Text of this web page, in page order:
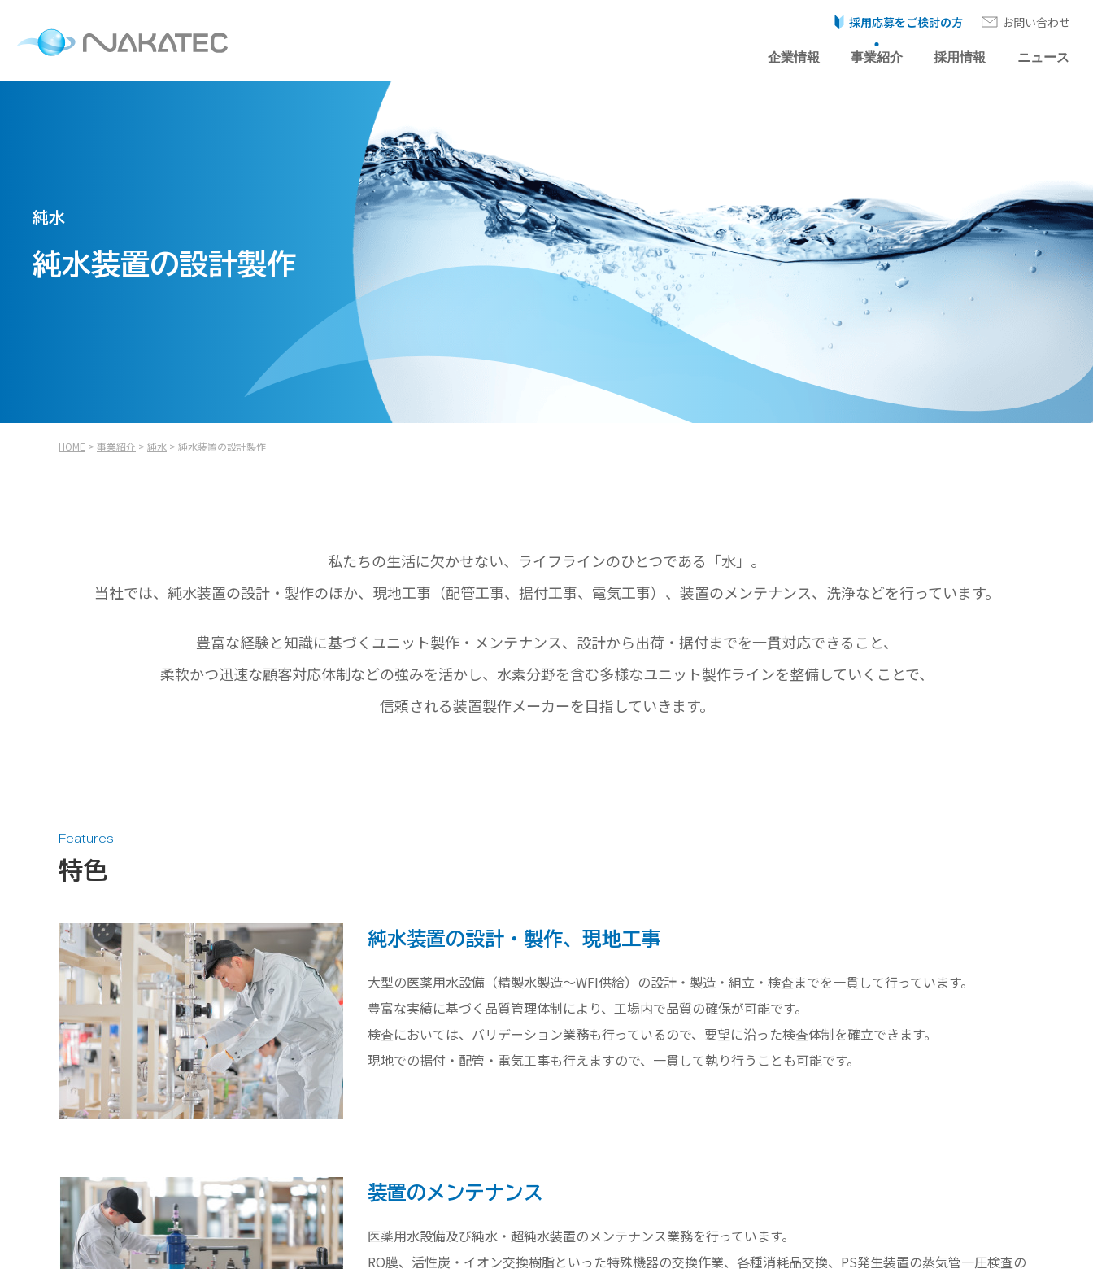
企業情報 事業紹介 採用情報 ニュース
採用応募をご検討の方 お問い合わせ
純水
純水装置の設計製作
HOME > 事業紹介 > 純水 > 純水装置の設計製作
私たちの生活に欠かせない、ライフラインのひとつである「水」。
当社では、純水装置の設計・製作のほか、現地工事（配管工事、据付工事、電気工事）、 装置のメンテナンス、洗浄などを行っています。
豊富な経験と知識に基づくユニット製作・メンテナンス、設計から出荷・据付までを一貫対応できること、
柔軟かつ迅速な顧客対応体制などの強みを活かし、 水素分野を含む多様なユニット製作ラインを整備していくことで、
信頼される装置製作メーカーを目指していきます。
Features
特色
純水装置の設計・製作、現地工事
大型の医薬用水設備（精製水製造～WFI供給）の設計・製造・組立・検査までを一貫して行っています。
豊富な実績に基づく品質管理体制により、工場内で品質の確保が可能です。
検査においては、バリデーション業務も行っているので、要望に沿った検査体制を確立できます。
現地での据付・配管・電気工事も行えますので、一貫して執り行うことも可能です。
装置のメンテナンス
医薬用水設備及び純水・超純水装置のメンテナンス業務を行っています。
RO膜、活性炭・イオン交換樹脂といった特殊機器の交換作業、各種消耗品交換、PS発生装置の蒸気管一圧検査の